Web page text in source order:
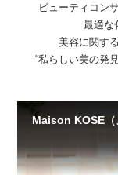
ビューティコン
最適な
美容に関す
“私らしい美の発